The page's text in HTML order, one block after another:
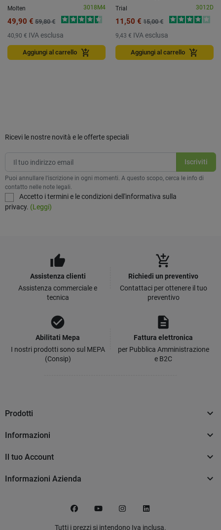
Molten
3018M4
49,90 € 59,80 €
40,90 € IVA esclusa
Aggiungi al carrello add_shopping_cart
Trial
3012D
11,50 € 15,00 €
9,43 € IVA esclusa
Aggiungi al carrello add_shopping_cart
Ricevi le nostre novità e le offerte speciali
Puoi annullare l'iscrizione in ogni momenti. A questo scopo, cerca le info di
contatto nelle note legali.
Accetto i termini e le condizioni dell'informativa sulla
privacy. (Leggi)
thumb_up
Assistenza clienti
Assistenza commerciale e
tecnica
add_shopping_cart
Richiedi un preventivo
Contattaci per ottenere il tuo
preventivo
check_circle
Abilitati Mepa
I nostri prodotti sono sul MEPA
(Consip)
description
Fattura elettronica
per Pubblica Amministrazione
e B2C
Prodotti 
Informazioni 
Il tuo Account 
Informazioni Azienda 
Tutti i prezzi si intendono Iva inclusa.